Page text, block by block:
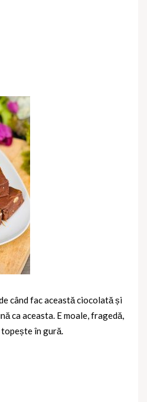
când fac această ciocolată și
ca aceasta. E moale, fragedă,
în gură.